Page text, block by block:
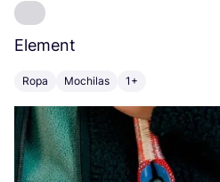
Element
Ropa Mochilas 1+